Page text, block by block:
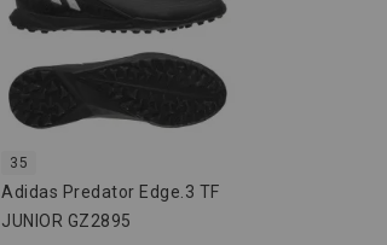
35
Adidas Predator Edge.3 TF
JUNIOR GZ2895